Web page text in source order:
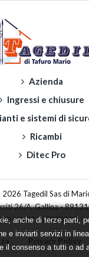
Azienda
Ingressi e chiusure
e sistemi di
Ricambi
Ditec Pro
Tagedil Sas di
26/A, Gallina -
P.IVA 01055880809
Privacy Policy
anche di terze parti,
e inviarti servizi in
il consenso a tutti o ad